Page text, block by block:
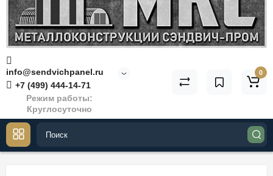
info@sendvichpanel.ru
+7 (499) 444-14-71
Режим работы:
Круглосуточно
0